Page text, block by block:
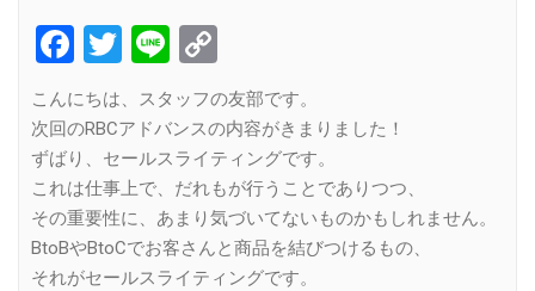
Facebook
Twitter
Line
Link
こんにちは、スタッフの友部です。
次回のRBCアドバンスの内容がきまりました！
ずばり、セールスライティングです。
これは仕事上で、だれもが行うことでありつつ、
その重要性に、あまり気づいてないものかもしれません。
BtoBやBtoCでお客さんと商品を結びつけるもの、
それがセールスライティングです。